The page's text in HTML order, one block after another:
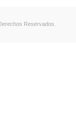
Reservados.